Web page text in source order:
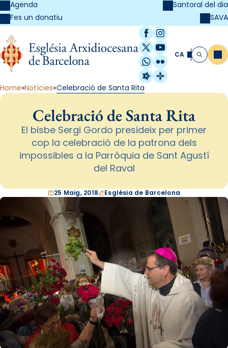
Agenda
Fes un donatiu
Santoral del dia
SAVA
Facebook
Instagram
X / Twitter
YouTube
WhatsApp
Flickr
Radio Estel
Catalunya
CA Cerca
Home Notícies Celebració de Santa Rita
Celebració de Santa Rita
El bisbe Sergi Gordo presideix per primer
cop la celebració de la patrona dels
impossibles a la Parròquia de Sant Agustí
del Raval
25 Maig, 2018 Església de Barcelona